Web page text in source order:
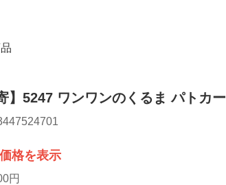
】5247 ワンワンのくるま パトカー
格を表示
円